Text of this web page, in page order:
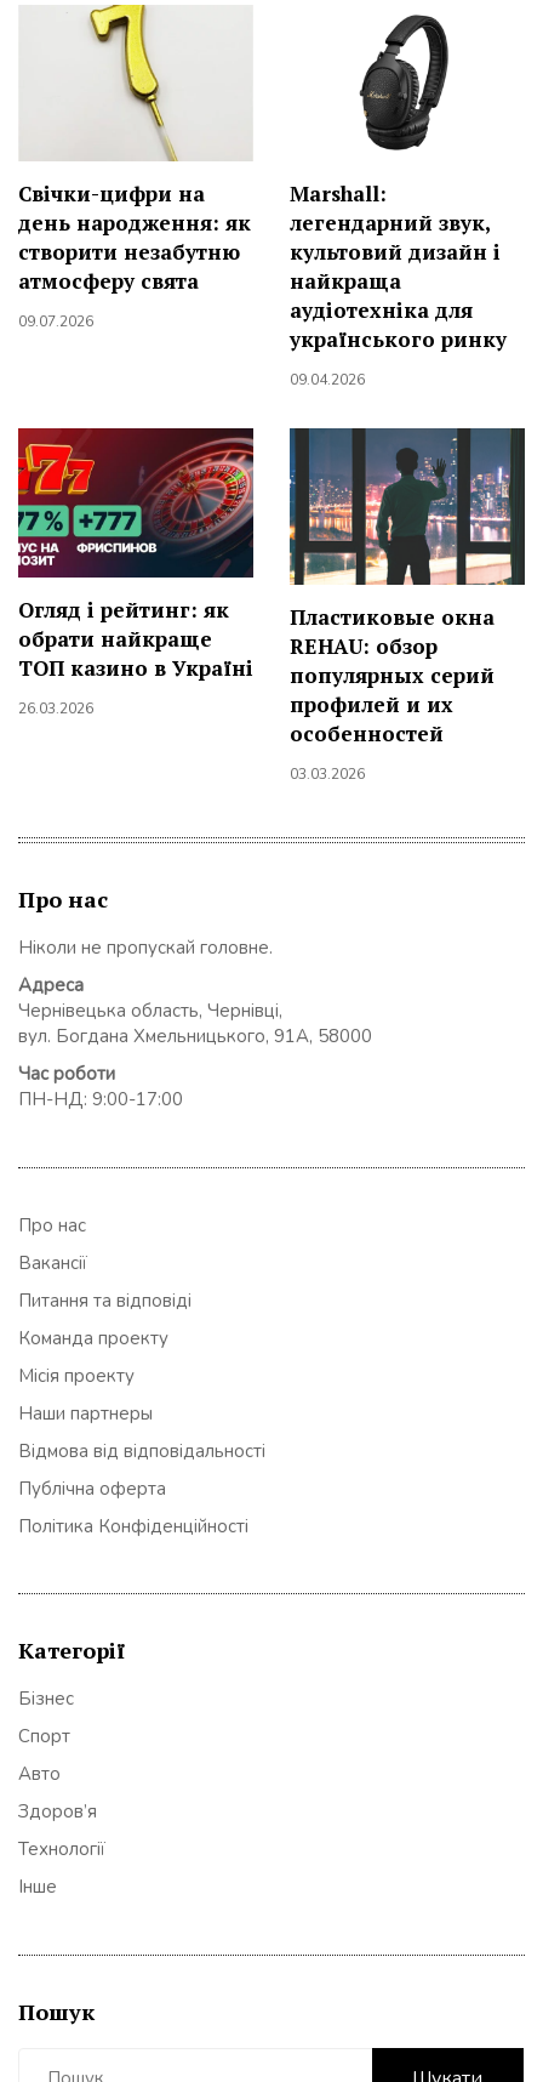
Свічки-цифри на
день народження: як
створити незабутню
атмосферу свята
09.07.2026
Marshall:
легендарний звук,
культовий дизайн і
найкраща
аудіотехніка для
українського ринку
09.04.2026
Огляд і рейтинг: як
обрати найкраще
ТОП казино в Україні
26.03.2026
Пластиковые окна
REHAU: обзор
популярных серий
профилей и их
особенностей
03.03.2026
Про нас
Ніколи не пропускай головне.
Адреса
Чернівецька область, Чернівці,
вул. Богдана Хмельницького, 91А, 58000
Час роботи
ПН-НД: 9:00-17:00
Про нас
Вакансії
Питання та відповіді
Команда проекту
Місія проекту
Наши партнеры
Відмова від відповідальності
Публічна оферта
Політика Конфіденційності
Категорії
Бізнес
Спорт
Авто
Здоров’я
Технології
Інше
Пошук